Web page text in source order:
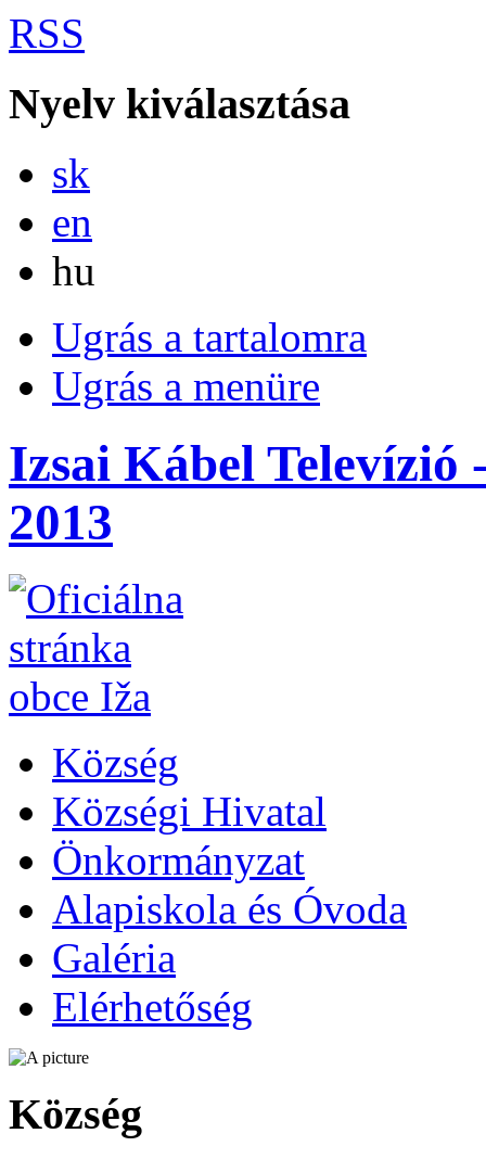
RSS
Nyelv kiválasztása
sk
en
hu
Ugrás a tartalomra
Ugrás a menüre
Izsai Kábel Televízió
2013
Község
Községi Hivatal
Önkormányzat
Alapiskola és Óvoda
Galéria
Elérhetőség
Község